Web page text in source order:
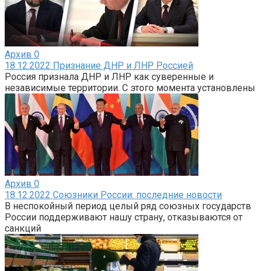
Архив 0
18.12.2022 Признание ДНР и ЛНР Россией
Россия признала ДНР и ЛНР как суверенные и
независимые территории. С этого момента установлены
Архив 0
18.12.2022 Союзники России: последние новости
В неспокойный период целый ряд союзных государств
России поддерживают нашу страну, отказываются от
санкций